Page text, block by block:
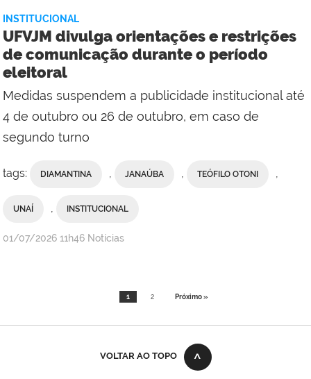
INSTITUCIONAL
UFVJM divulga orientações e restrições
de comunicação durante o período
eleitoral
Medidas suspendem a publicidade institucional até
4 de outubro ou 26 de outubro, em caso de
segundo turno
tags: DIAMANTINA , JANAÚBA , TEÓFILO OTONI ,
UNAÍ , INSTITUCIONAL
publicado
01/07/2026 11h46 Notícias
1 2 Próximo »
VOLTAR AO TOPO